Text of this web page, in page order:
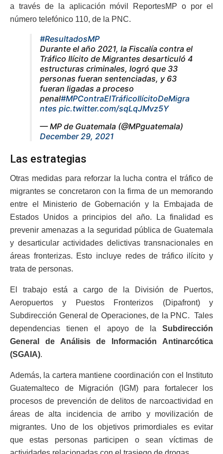
a través de la aplicación móvil ReportesMP o por el
número telefónico 110, de la PNC.
#ResultadosMP
Durante el año 2021, la Fiscalía contra el
Tráfico Ilícito de Migrantes desarticuló 4
estructuras criminales, logró que 33
personas fueran sentenciadas, y 63
fueran ligadas a proceso
penal#MPContraElTráficoIlícitoDeMigra
ntes pic.twitter.com/sqLqJMvz5Y
— MP de Guatemala (@MPguatemala)
December 29, 2021
Las estrategias
Otras medidas para reforzar la lucha contra el tráfico de
migrantes se concretaron con la firma de un memorando
entre el Ministerio de Gobernación y la Embajada de
Estados Unidos a principios del año. La finalidad es
prevenir amenazas a la seguridad pública de Guatemala
y desarticular actividades delictivas transnacionales en
áreas fronterizas. Esto incluye redes de tráfico ilícito y
trata de personas.
El trabajo está a cargo de la División de Puertos,
Aeropuertos y Puestos Fronterizos (Dipafront) y
Subdirección General de Operaciones, de la PNC. Tales
dependencias tienen el apoyo de la Subdirección
General de Análisis de Información Antinarcótica
(SGAIA).
Además, la cartera mantiene coordinación con el Instituto
Guatemalteco de Migración (IGM) para fortalecer los
procesos de prevención de delitos de narcoactividad en
áreas de alta incidencia de arribo y movilización de
migrantes. Uno de los objetivos primordiales es evitar
que estas personas participen o sean víctimas de